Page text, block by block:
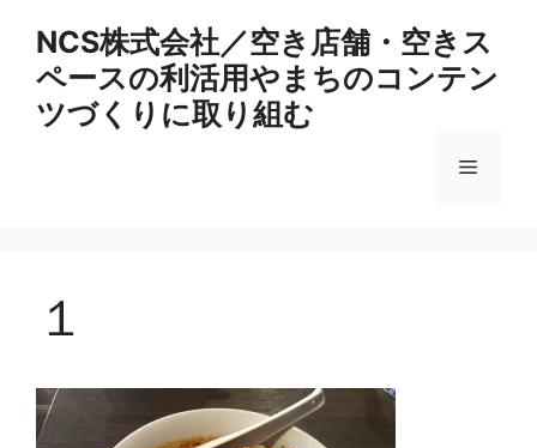
NCS株式会社／空き店舗・空きス
ペースの利活用やまちのコンテン
ツづくりに取り組む
メ
１